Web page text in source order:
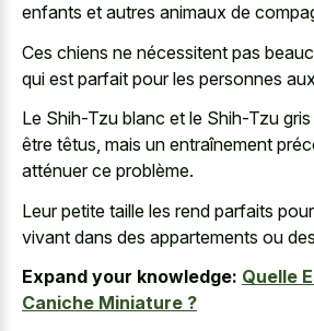
enfants et autres animaux de
Ces chiens ne nécessitent pas
qui est parfait pour les personnes
Le Shih-Tzu blanc et le Shih-Tzu
être têtus, mais un entraînement
atténuer ce problème.
Leurpetite taille les rend parfaits
vivant dans des appartements ou
Expand your knowledge: Quelle
Caniche Miniature ?